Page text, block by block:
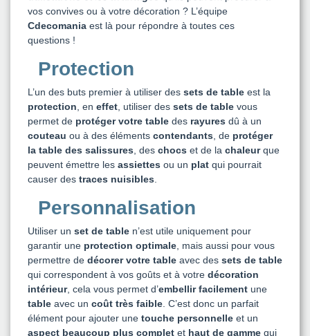
vos convives ou à votre décoration ? L’équipe
Cdecomania est là pour répondre à toutes ces
questions !
Protection
L’un des buts premier à utiliser des sets de table est la
protection , en effet , utiliser des sets de table vous
permet de protéger votre table des rayures dû à un
couteau ou à des éléments contendants , de protéger
la table des salissures , des chocs et de la chaleurque
peuvent émettre les assiettes ou un plat qui pourrait
causer des traces nuisibles
Personnalisation
Utiliser un set de table n’est utile uniquement pour
garantir une protection optimale , mais aussi pour vous
permettre de décorer votre table avec des sets de table
qui correspondent à vos goûts et à votre décoration
intérieur, cela vous permet d’embellir facilement une
table avec un coût très faible . C’est donc un parfait
élément pour ajouter une touche personnelle et un
aspect beaucoup plus complet et haut de gamme qui